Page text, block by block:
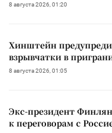
8 августа 2026, 01:20
Хинштейн
взрывчатки в
8 августа 2026, 01:05
Экс-президент
к переговорам с